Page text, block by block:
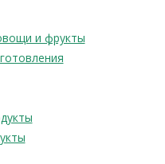
и фрукты